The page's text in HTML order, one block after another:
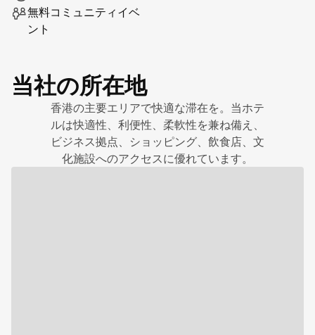
無料コミュニティイベ
ント
当社の所在地
香港の主要エリアで快適な滞在を。当ホテ
ルは快適性、利便性、柔軟性を兼ね備え、
ビジネス拠点、ショッピング、飲食店、文
化施設へのアクセスに優れています。